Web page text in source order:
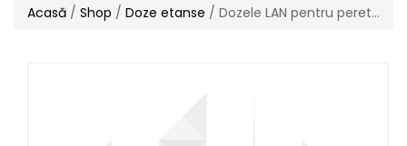
Acasă / Shop / Doze etanse / Dozele LAN pentru pereti cu structura usoara